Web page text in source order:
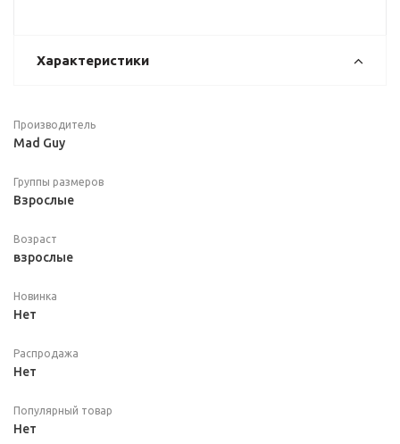
Характеристики
Производитель
Mad Guy
Группы размеров
Взрослые
Возраст
взрослые
Новинка
Нет
Распродажа
Нет
Популярный товар
Нет